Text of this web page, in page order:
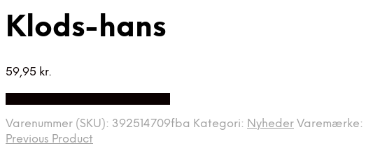
Klods-hans
59,95 kr.
Varenummer (SKU): 392514709fba Kategori: Nyheder Varemærke:
Previous Product